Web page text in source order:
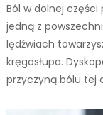
Ból w dolnej
jedną z
lędźwiach
kręgosłupa.
przyczyną bólu tej